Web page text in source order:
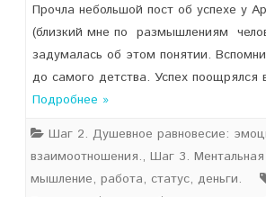
Прочла небольшой пост об успехе у
(близкий мне по размышлениям
задумалась об этом понятии.
до самого детства. Успех
Подробнее »
Шаг 2. Душевное равновесие:
взаимоотношения., Шаг 3. Ментальная
мышление, работа, статус, деньги.